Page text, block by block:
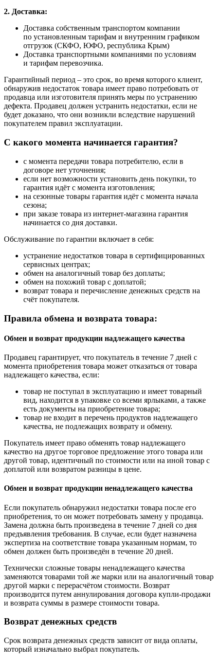
2. Доставка:
Доставка собственным транспортом компании
по установленным тарифам и внутренним графиком
отгрузок (СКФО, ЮФО, республика Крым)
Доставка транспортными компаниями по условиям
и тарифам перевозчика.
Гарантийный период – это срок, во время которого клиент,
обнаружив недостаток товара имеет право потребовать от
продавца или изготовителя принять меры по устранению
дефекта. Продавец должен устранить недостатки, если не
будет доказано, что они возникли вследствие нарушений
покупателем правил эксплуатации.
С какого момента начинается гарантия?
с момента передачи товара потребителю, если в
договоре нет уточнения;
если нет возможности установить день покупки, то
гарантия идёт с момента изготовления;
на сезонные товары гарантия идёт с момента начала
сезона;
при заказе товара из интернет-магазина гарантия
начинается со дня доставки.
Обслуживание по гарантии включает в себя:
устранение недостатков товара в сертифицированных
сервисных центрах;
обмен на аналогичный товар без доплаты;
обмен на похожий товар с доплатой;
возврат товара и перечисление денежных средств на
счёт покупателя.
Правила обмена и возврата товара:
Обмен и возврат продукции надлежащего качества
Продавец гарантирует, что покупатель в течение 7 дней с
момента приобретения товара может отказаться от товара
надлежащего качества, если:
товар не поступал в эксплуатацию и имеет товарный
вид, находится в упаковке со всеми ярлыками, а также
есть документы на приобретение товара;
товар не входит в перечень продуктов надлежащего
качества, не подлежащих возврату и обмену.
Покупатель имеет право обменять товар надлежащего
качество на другое торговое предложение этого товара или
другой товар, идентичный по стоимости или на иной товар с
доплатой или возвратом разницы в цене.
Обмен и возврат продукции ненадлежащего качества
Если покупатель обнаружил недостатки товара после его
приобретения, то он может потребовать замену у продавца.
Замена должна быть произведена в течение 7 дней со дня
предъявления требования. В случае, если будет назначена
экспертиза на соответствие товара указанным нормам, то
обмен должен быть произведён в течение 20 дней.
Технически сложные товары ненадлежащего качества
заменяются товарами той же марки или на аналогичный товар
другой марки с перерасчётом стоимости. Возврат
производится путем аннулирования договора купли-продажи
и возврата суммы в размере стоимости товара.
Возврат денежных средств
Срок возврата денежных средств зависит от вида оплаты,
который изначально выбрал покупатель.